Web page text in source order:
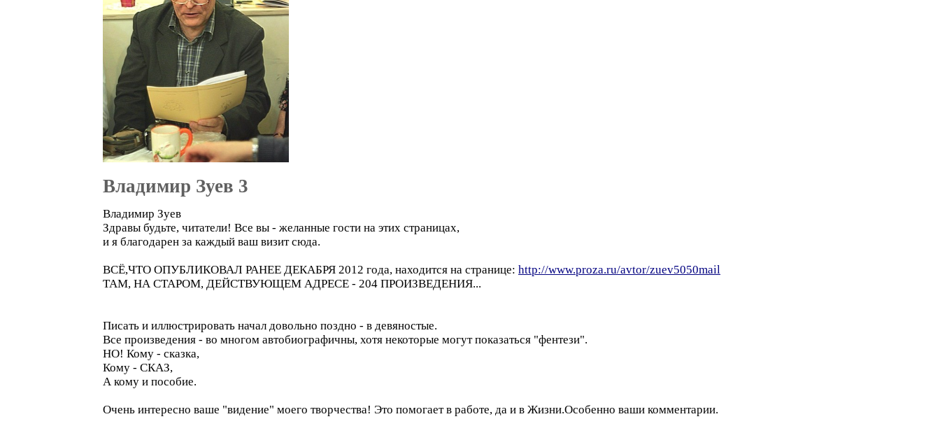
Владимир Зуев 3
Владимир Зуев
Здравы будьте, читатели! Все вы - желанные гости на этих страницах,
и я благодарен за каждый ваш визит сюда.
ВСЁ,ЧТО ОПУБЛИКОВАЛ РАНЕЕ ДЕКАБРЯ 2012 года, находится на странице: http://www.proza.ru/avtor/zuev5050mail
ТАМ, НА СТАРОМ, ДЕЙСТВУЮЩЕМ АДРЕСЕ - 204 ПРОИЗВЕДЕНИЯ...
Писать и иллюстрировать начал довольно поздно - в девяностые.
Все произведения - во многом автобиографичны, хотя некоторые могут показаться "фентези".
НО! Кому - сказка,
Кому - СКАЗ,
А кому и пособие.
Очень интересно ваше "видение" моего творчества! Это помогает в работе, да и в Жизни.Особенно ваши комментарии.